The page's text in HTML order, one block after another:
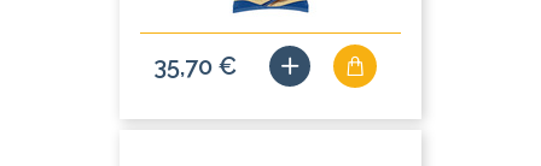
35,70 €